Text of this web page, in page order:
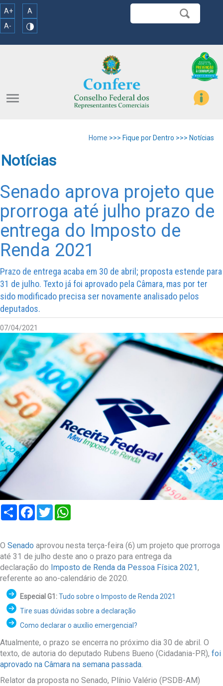
A+
A
A-
menu
Home >>> Fique por Dentro >>> Notícias
Notícias
Senado aprova projeto que
prorroga até julho prazo de
entrega do Imposto de
Renda 2021
Prazo de entrega acaba em 30 de abril; proposta estende para
31 de julho. Texto já foi aprovado pela Câmara, mas por ter
sido modificado precisa ser novamente analisado pelos
deputados.
07/04/2021
Compartilhar
Facebook
Twitter
O Senado aprovou nesta terça-feira (6) um projeto que prorroga
até 31 de julho deste ano o prazo para entrega da
declaração do Imposto de Renda da Pessoa Física 2021,
referente ao ano-calendário de 2020.
Especial G1:Tudo sobre o Imposto de Renda 2021
Tire suas dúvidas sobre a declaração
Como declarar o auxílio emergencial?
Atualmente, o prazo se encerra no próximo dia 30 de abril. O
texto, de autoria do deputado Rubens Bueno (Cidadania-PR), foi
aprovado na Câmara na semana passada.
Relator da proposta no Senado, Plínio Valério (PSDB-AM)